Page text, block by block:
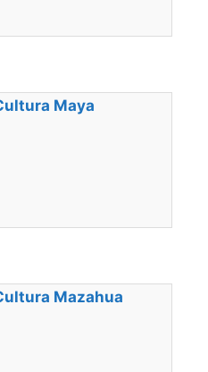
Maya
Mazahua